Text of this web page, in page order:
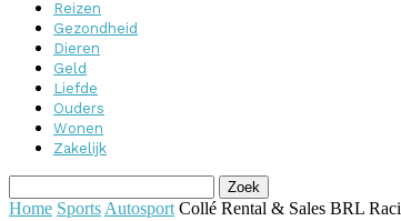
Reizen
Gezondheid
Dieren
Geld
Liefde
Ouders
Wonen
Zakelijk
Home Sports Autosport Collé Rental & Sales BRL